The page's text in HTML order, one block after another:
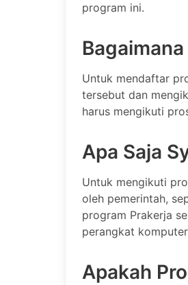
program ini.
Untuk mendaftar
tersebut dan
harus mengikuti
Apa Saja
Untuk mengikuti
oleh pemerintah,
program Prakerja
perangkat
Apakah